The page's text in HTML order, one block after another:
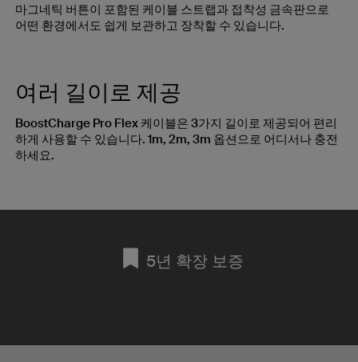
마그네틱 버튼이 포함된 케이블 스트랩과 접착성 금속판으로
어떤 환경에서도 쉽게 보관하고 장착할 수 있습니다.
여러 길이로 제공
BoostCharge Pro Flex 케이블은 3가지 길이로 제공되어 편리
하게 사용할 수 있습니다. 1m, 2m, 3m 옵션으로 어디서나 충전
하세요.
5년 확장 보증